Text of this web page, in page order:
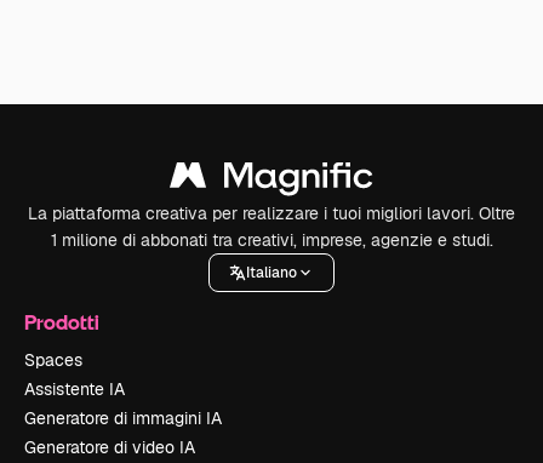
La piattaforma creativa per realizzare i tuoi migliori lavori. Oltre
1 milione di abbonati tra creativi, imprese, agenzie e studi.
Italiano
Prodotti
Spaces
Assistente IA
Generatore di immagini IA
Generatore di video IA